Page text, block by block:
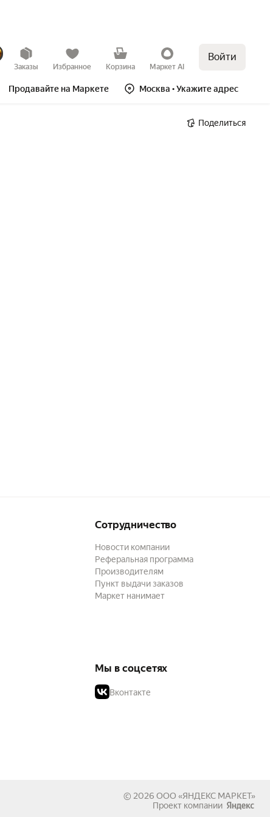
Заказы Избранное Корзина Маркет AI
Войти
Продавайте на Маркете Москва • Укажите адрес
Поделиться
Сотрудничество
Новости компании
Реферальная программа
Производителям
Пункт выдачи заказов
Маркет нанимает
Мы в соцсетях
Вконтакте
© 2026 ООО «ЯНДЕКС МАРКЕТ»
Проект компании